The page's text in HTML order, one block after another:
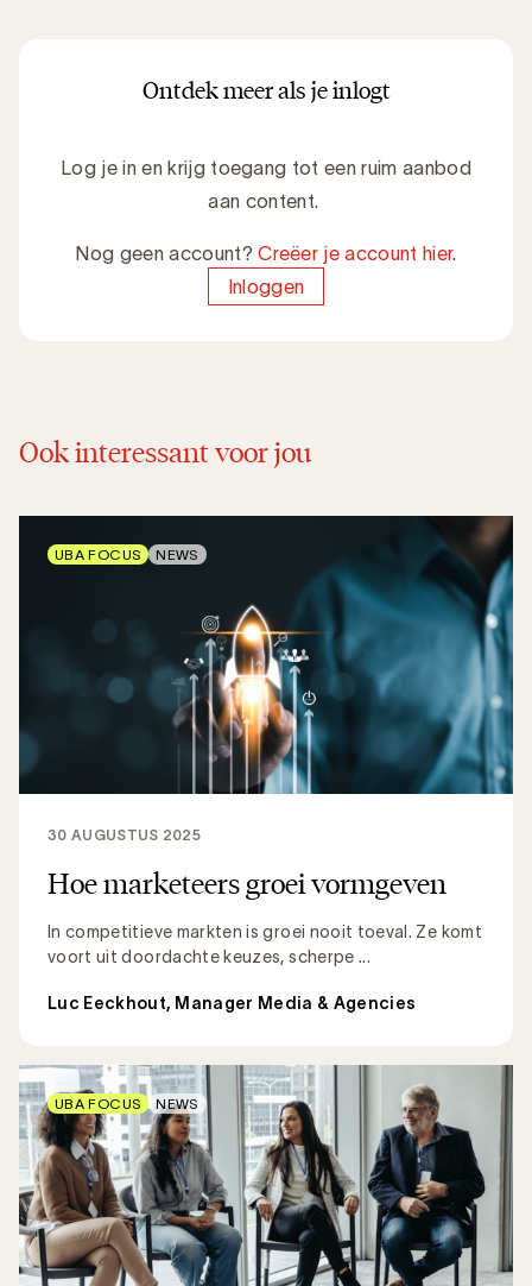
Ontdek meer als je inlogt
Log je in en krijg toegang tot een ruim aanbod
aan content.
Nog geen account?Creëer je account hier.
Inloggen
Ook interessant voor jou
Hoe marketeers groei vormgeven
In competitieve markten is groei nooit toeval. Ze komt
voort uit doordachte keuzes, scherpe ...
30 AUGUSTUS 2025
Luc Eeckhout, Manager Media & Agencies
UBA FOCUS NEWS
UBA FOCUS NEWS